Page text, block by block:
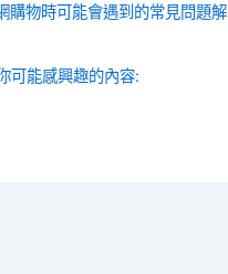
購物時可能會遇到的常見問題解
可能感興趣的內容: